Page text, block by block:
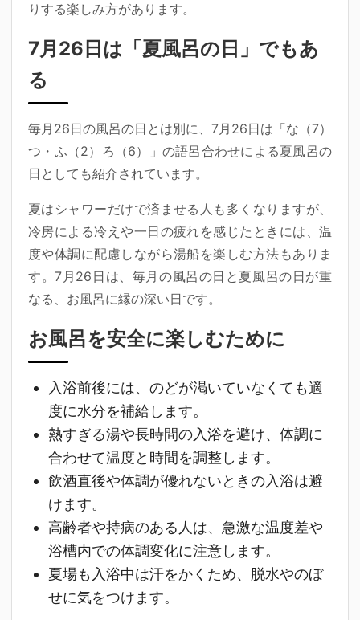
りする楽しみ方があります。
7月26日は「夏風呂の日」でもあ
る
毎月26日の風呂の日とは別に、7月26日は「な（7）
つ・ふ（2）ろ（6）」の語呂合わせによる夏風呂の
日 としても紹介されています。
夏はシャワーだけで済ませる人も多くなりますが、
冷房による冷えや一日の疲れを感じたときには、温
度や体調に配慮しながら湯船を楽しむ方法もありま
す。7月26日は、毎月の風呂の日と夏風呂の日が重
なる、お風呂に縁の深い日です。
お風呂を安全に楽しむために
入浴前後には、のどが渇いていなくても適
度に水分を補給します。
熱すぎる湯や長時間の入浴を避け、体調に
合わせて温度と時間を調整します。
飲酒直後や体調が優れないときの入浴は避
けます。
高齢者や持病のある人は、急激な温度差や
浴槽内での体調変化に注意します。
夏場も入浴中は汗をかくため、脱水やのぼ
せに気をつけます。